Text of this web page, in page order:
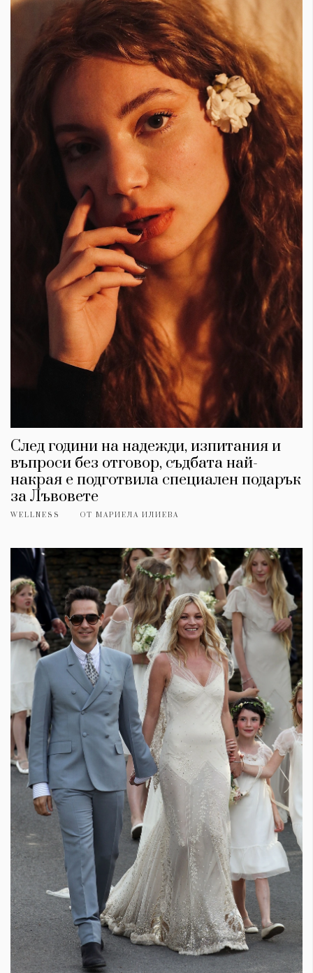
След години на надежди, изпитания и
въпроси без отговор, съдбата най-
накрая е подготвила специален подарък
за Лъвовете
WELLNESS ОТ МАРИЕЛА ИЛИЕВА
КАТЕГОРИИ
Wine&Dine
Подкасти
Мода
Dialogue
Изкуство
Красота
Цветно
Гурме
Пътувай
Wellness
ЗА НАС
Условия за
ползване
За нас
Реклама
Политика за
поверителност
ModerenDom
СЛЕДВАЙТЕ НИ
Facebook Instagram Twitter
Pinterest
YouTube
Spotify Soundcloud
Ако нашият сайт ви харесва, можете да се абонирате за
седмичния ни нюзлетър тук:
© 2026, HighViewArt | Всички права запазени